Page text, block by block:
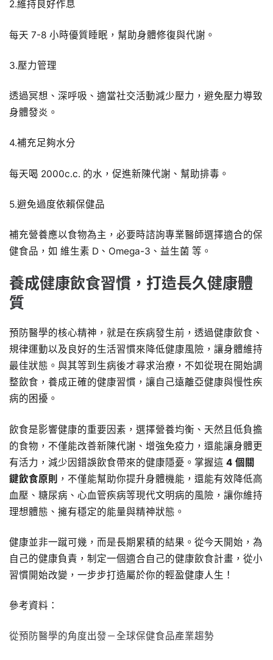
2.維持良好作息
每天 7-8 小時優質睡眠，幫助身體修復與代謝。
3.壓力管理
透過冥想、深呼吸、適當社交活動減少壓力，避免壓力導致
身體發炎。
4.補充足夠水分
每天喝 2000c.c. 的水，促進新陳代謝、幫助排毒。
5.避免過度依賴保健品
補充營養應以食物為主，必要時諮詢專業醫師選擇適合的保
健食品，如 維生素 D、Omega-3、益生菌 等。
養成健康飲食習慣，打造長久健康體
質
預防醫學的核心精神，就是在疾病發生前，透過健康飲食、
規律運動以及良好的生活習慣來降低健康風險，讓身體維持
最佳狀態。與其等到生病後才尋求治療，不如從現在開始調
整飲食，養成正確的健康習慣，讓自己遠離亞健康與慢性疾
病的困擾。
飲食是影響健康的重要因素，選擇營養均衡、天然且低負擔
的食物，不僅能改善新陳代謝、增強免疫力，還能讓身體更
有活力，減少因錯誤飲食帶來的健康隱憂。掌握這 4 個關
鍵飲食原則 ，不僅能幫助你提升身體機能，還能有效降低高
血壓、糖尿病、心血管疾病等現代文明病的風險，讓你維持
理想體態、擁有穩定的能量與精神狀態。
健康並非一蹴可幾，而是長期累積的結果。從今天開始，為
自己的健康負責，制定一個適合自己的健康飲食計畫，從小
習慣開始改變，一步步打造屬於你的輕盈健康人生！
參考資料：
從預防醫學的角度出發－全球保健食品產業趨勢